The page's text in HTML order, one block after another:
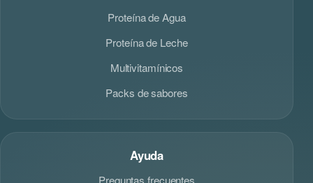
Proteína de Agua
Proteína de Leche
Multivitamínicos
Packs de sabores
Ayuda
Preguntas frecuentes